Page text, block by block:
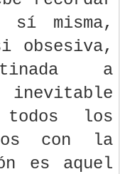
misma,
obsesiva,
a
inevitable
todos los
con la
es aquel